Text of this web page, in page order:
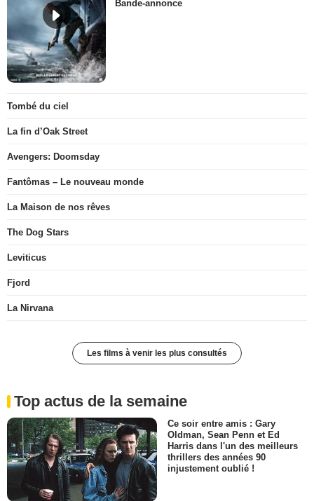
Bande-annonce
Tombé du ciel
La fin d’Oak Street
Avengers: Doomsday
Fantômas – Le nouveau monde
La Maison de nos rêves
The Dog Stars
Leviticus
Fjord
La Nirvana
Les films à venir les plus consultés
Top actus de la semaine
Ce soir entre amis : Gary
Oldman, Sean Penn et Ed
Harris dans l'un des meilleurs
thrillers des années 90
injustement oublié !